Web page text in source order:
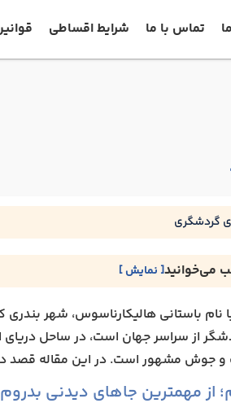
تماس با ما شرایط اقساطی
گردشگری
می‌خوانید[ نمایش ]
بادی؛ جاهای دیدنی بدروم بر فراز تپه ها
بدروم
نام باستانی هالیکارناسوس، شهر
از سراسر جهان است، در ساحل دریای
و جوش مشهور است. در این مقاله قصد
از مهمترین جاهای دیدنی بدروم